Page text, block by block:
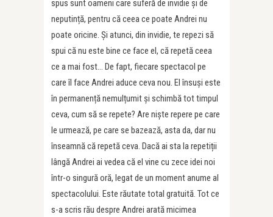
spus sunt oameni care suferă de invidie și de
neputință, pentru că ceea ce poate Andrei nu
poate oricine. Și atunci, din invidie, te repezi să
spui că nu este bine ce face el, că repetă ceea
ce a mai fost… De fapt, fiecare spectacol pe
care îl face Andrei aduce ceva nou. El însuși este
în permanență nemulțumit și schimbă tot timpul
ceva, cum să se repete? Are niște repere pe care
le urmează, pe care se bazează, asta da, dar nu
înseamnă că repetă ceva. Dacă ai sta la repetiții
lângă Andrei ai vedea că el vine cu zece idei noi
într-o singură oră, legat de un moment anume al
spectacolului. Este răutate total gratuită. Tot ce
s-a scris rău despre Andrei arată micimea